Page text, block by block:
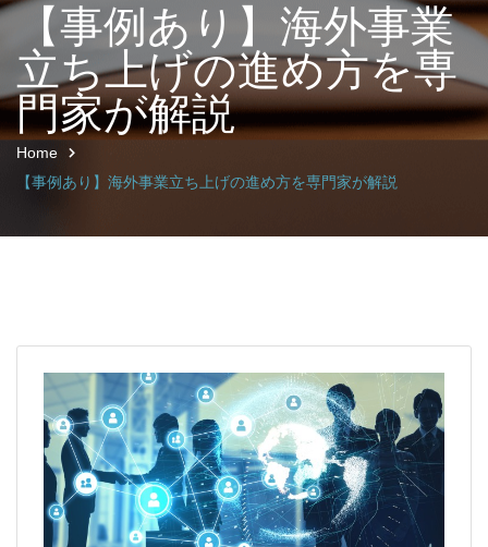
【事例あり】海外事業
立ち上げの進め方を専
門家が解説
Home
【事例あり】海外事業立ち上げの進め方を専門家が解説